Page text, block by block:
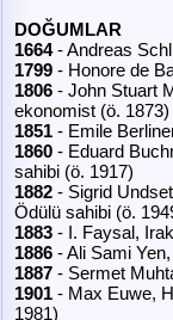
DOĞUMLAR
1664- Andreas
1799 - Honore de
1806 - John Stuart
ekonomist (ö. 1873)
1851 - Emile
1860 - Eduard
sahibi (ö. 1917)
1882 - Sigrid
Ödülü sahibi (ö.
1883 - I. Faysal,
1886 - Ali Sami
1887 - Sermet
1901 - Max Euwe,
1981)